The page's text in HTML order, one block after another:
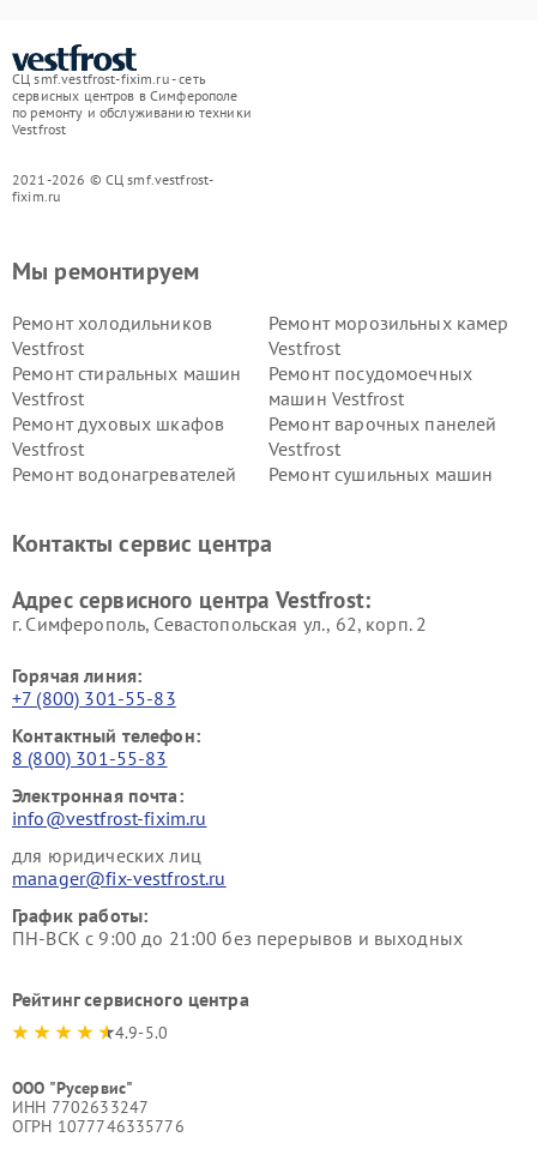
СЦ smf.vestfrost-fixim.ru - сеть
сервисных центров в Симферополе
по ремонту и обслуживанию техники
Vestfrost
2021-2026 © СЦ smf.vestfrost-
fixim.ru
Мы ремонтируем
Ремонт холодильников
Vestfrost
Ремонт морозильных камер
Vestfrost
Ремонт стиральных машин
Vestfrost
Ремонт посудомоечных
машин Vestfrost
Ремонт духовых шкафов
Vestfrost
Ремонт варочных панелей
Vestfrost
Ремонт водонагревателей
Ремонт сушильных машин
Vestfrost
Контакты сервис центра
Адрес сервисного центра Vestfrost:
г. Симферополь, Севастопольская ул., 62, корп. 2
Горячая линия:
+7 (800) 301-55-83
Контактный телефон:
8 (800) 301-55-83
Электронная почта:
info@vestfrost-fixim.ru
для юридических лиц
manager@fix-vestfrost.ru
График работы:
ПН-ВСК с 9:00 до 21:00 без перерывов и выходных
Рейтинг сервисного центра
4.9-5.0
ООО "Русервис"
ИНН 7702633247
ОГРН 1077746335776